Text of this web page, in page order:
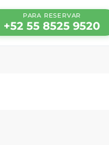
PARA RESERVAR
+52 55 8525 9520